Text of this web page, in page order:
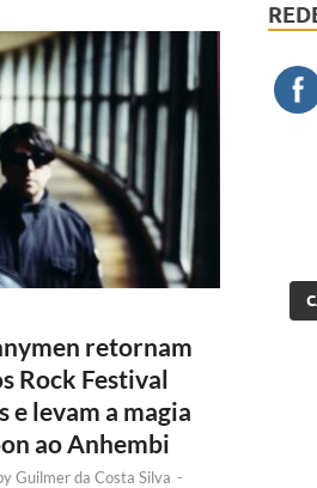
retornam
Rock Festival
e levam a magia
ao Anhembi
Guilmer da Costa Silva -